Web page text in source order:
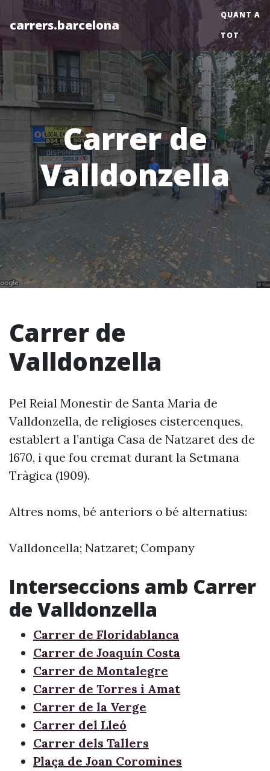
carrers.barcelona
QUANT A
TOT
Carrer de
Valldonzella
Carrer de
Valldonzella
Pel Reial Monestir de Santa Maria de
Valldonzella, de religioses cistercenques,
establert a l’antiga Casa de Natzaret des de
1670, i que fou cremat durant la Setmana
Tràgica (1909).
Altres noms, bé anteriors o bé alternatius:
Valldoncella; Natzaret; Company
Interseccions amb Carrer
de Valldonzella
Carrer de Floridablanca
Carrer de Joaquín Costa
Carrer de Montalegre
Carrer de Torres i Amat
Carrer de la Verge
Carrer del Lleó
Carrer dels Tallers
Plaça de Joan Coromines